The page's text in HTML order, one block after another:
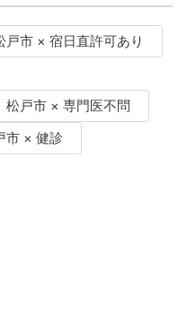
戸市 × 宿日直許可あり
松戸市 × 専門医不問
市 × 健診